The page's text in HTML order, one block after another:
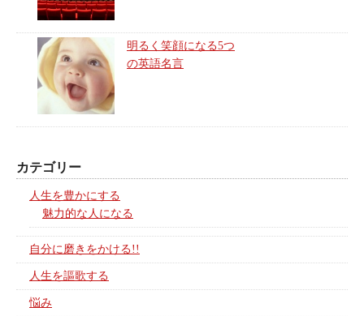
明るく笑顔になる5つ
の英語名言
カテゴリー
人生を豊かにする
魅力的な人になる
自分に磨きをかける!!
人生を謳歌する
悩み